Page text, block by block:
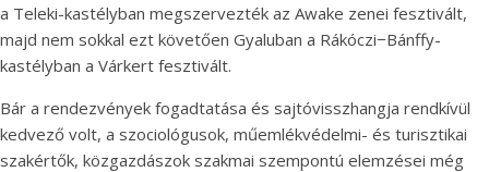
a Teleki-kastélyban megszervezték az Awake zenei fesztivált,
majd nem sokkal ezt követően Gyaluban a Rákóczi−Bánffy-
kastélyban a Várkert fesztivált.
Bár a rendezvények fogadtatása és sajtóvisszhangja rendkívül
kedvező volt, a szociológusok, műemlékvédelmi- és turisztikai
szakértők, közgazdászok szakmai szempontú elemzései még